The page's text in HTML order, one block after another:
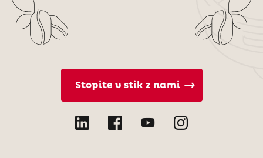
Stopite v stik z nami